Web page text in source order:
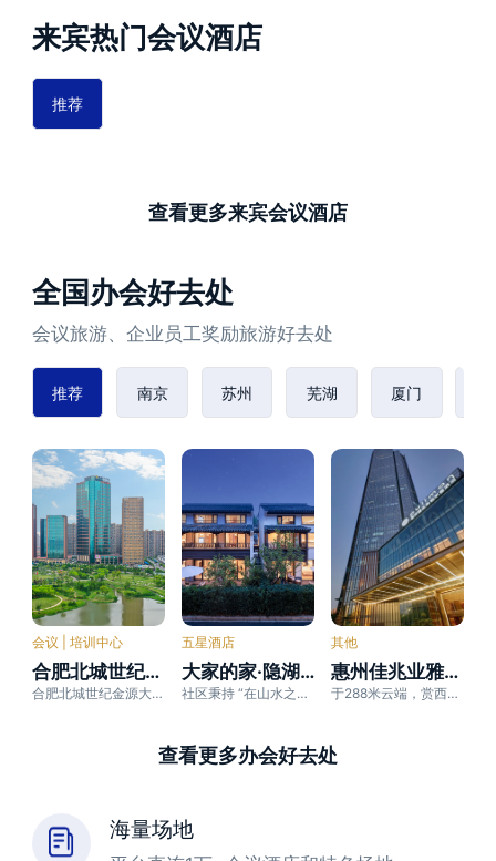
来宾热门会议酒店
推荐
查看更多来宾会议酒店
全国办会好去处
会议旅游、企业员工奖励旅游好去处
推荐 南京 苏州 芜湖 厦门
会议 | 培训中心
合肥北城世纪金源大饭店
合肥北城世纪金源大饭店属于世纪金源集团旗下第18家按照五星级标准兴建集“豪华住宿、珍馐美食、专 业会
五星酒店
大家的家·隐湖云舍旅居社区
社区秉持 “在山水之间，离红尘不远” 的理念 ，项目采用 “分散酒店” 模式打造。
其他
惠州佳兆业雅高铂尔曼酒店
于288米云端，赏西湖法式浪漫
查看更多办会好去处
海量场地